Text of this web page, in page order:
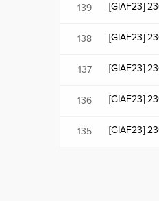
139 [GIAF23]
138 [GIAF23]
137 [GIAF23]
136 [GIAF23]
135 [GIAF23]